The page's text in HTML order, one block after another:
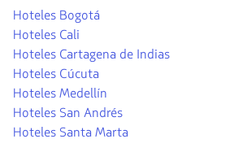
Hoteles Bogotá
Hoteles Cali
Hoteles Cartagena de Indias
Hoteles Cúcuta
Hoteles Medellín
Hoteles San Andrés
Hoteles Santa Marta